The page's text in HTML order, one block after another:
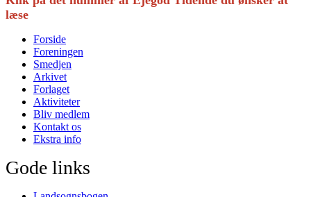
læse
Forside
Foreningen
Smedjen
Arkivet
Forlaget
Aktiviteter
Bliv medlem
Kontakt os
Ekstra info
Gode links